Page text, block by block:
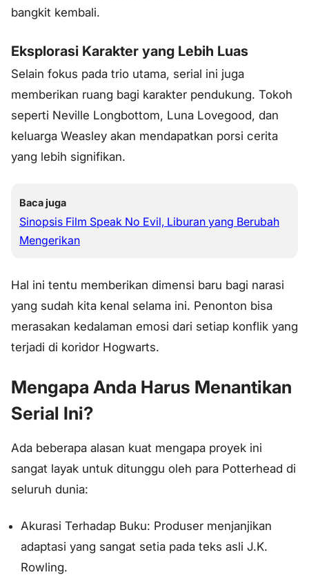
bangkit kembali.
Eksplorasi Karakter yang Lebih Luas
Selain fokus pada trio utama, serial ini juga
memberikan ruang bagi karakter pendukung. Tokoh
seperti Neville Longbottom, Luna Lovegood, dan
keluarga Weasley akan mendapatkan porsi cerita
yang lebih signifikan.
Baca juga
Sinopsis Film Speak No Evil, Liburan yang Berubah
Mengerikan
Hal ini tentu memberikan dimensi baru bagi narasi
yang sudah kita kenal selama ini. Penonton bisa
merasakan kedalaman emosi dari setiap konflik yang
terjadi di koridor Hogwarts.
Mengapa Anda Harus Menantikan
Serial Ini?
Ada beberapa alasan kuat mengapa proyek ini
sangat layak untuk ditunggu oleh para Potterhead di
seluruh dunia:
Akurasi Terhadap Buku: Produser menjanjikan
adaptasi yang sangat setia pada teks asli J.K.
Rowling.